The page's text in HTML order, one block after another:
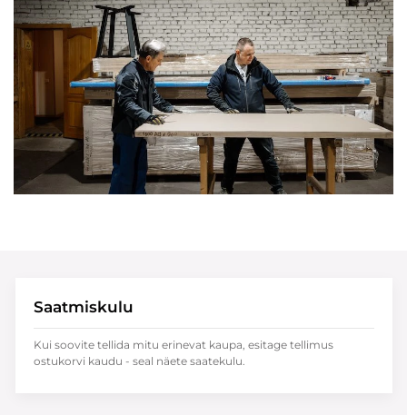
Saatmiskulu
Kui soovite tellida mitu erinevat kaupa, esitage tellimus
ostukorvi kaudu - seal näete saatekulu.